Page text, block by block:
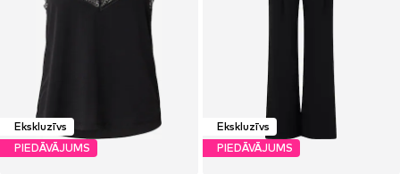
Ekskluzīvs
PIEDĀVĀJUMS
Ekskluzīvs
PIEDĀVĀJUMS